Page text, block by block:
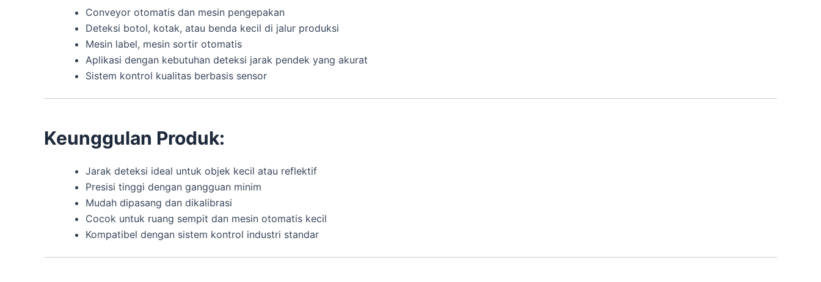
Conveyor otomatis dan mesin pengepakan
Deteksi botol, kotak, atau benda kecil di jalur produksi
Mesin label, mesin sortir otomatis
Aplikasi dengan kebutuhan deteksi jarak pendek yang akurat
Sistem kontrol kualitas berbasis sensor
Keunggulan Produk:
Jarak deteksi ideal untuk objek kecil atau reflektif
Presisi tinggi dengan gangguan minim
Mudah dipasang dan dikalibrasi
Cocok untuk ruang sempit dan mesin otomatis kecil
Kompatibel dengan sistem kontrol industri standar